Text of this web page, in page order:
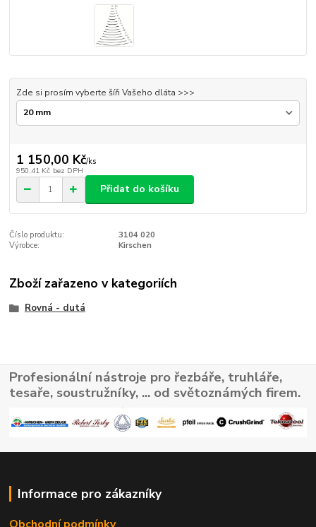
Zde si prosím vyberte šíři Vašeho dláta >>>
1 150,00 Kč/ks
950,41 Kč bez DPH
Přidat do košíku
Číslo produktu:
3104 020
Výrobce:
Kirschen
Zboží zařazeno v kategoriích
Rovná - dutá
Profesionální nástroje pro řezbáře, truhláře,
tesaře, soustružníky, ... od světoznámých firem.
Informace pro zákazníky